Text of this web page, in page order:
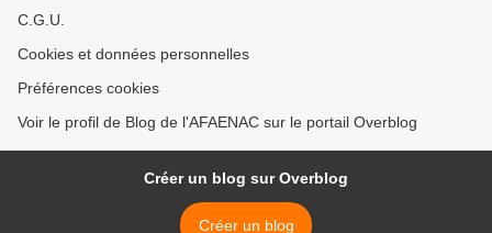
C.G.U.
Cookies et données personnelles
Préférences cookies
Voir le profil de Blog de l'AFAENAC sur le portail Overblog
Créer un blog sur Overblog
Créer un blog